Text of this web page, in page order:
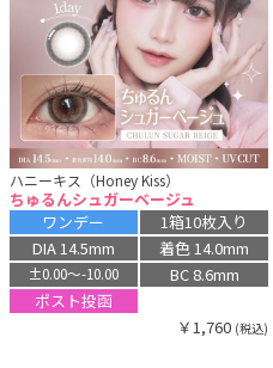
ハニーキス（Honey Kiss）
ちゅるんシュガーベージュ
ワンデー
1箱10枚入り
DIA 14.5mm
着色 14.0mm
±0.00〜-10.00
BC 8.6mm
ポスト投函
￥1,760 (税込)